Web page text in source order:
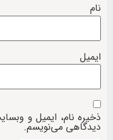
نام
ایمیل
ذخیره نام، ایمیل و
دیدگاهی می‌نویسم.